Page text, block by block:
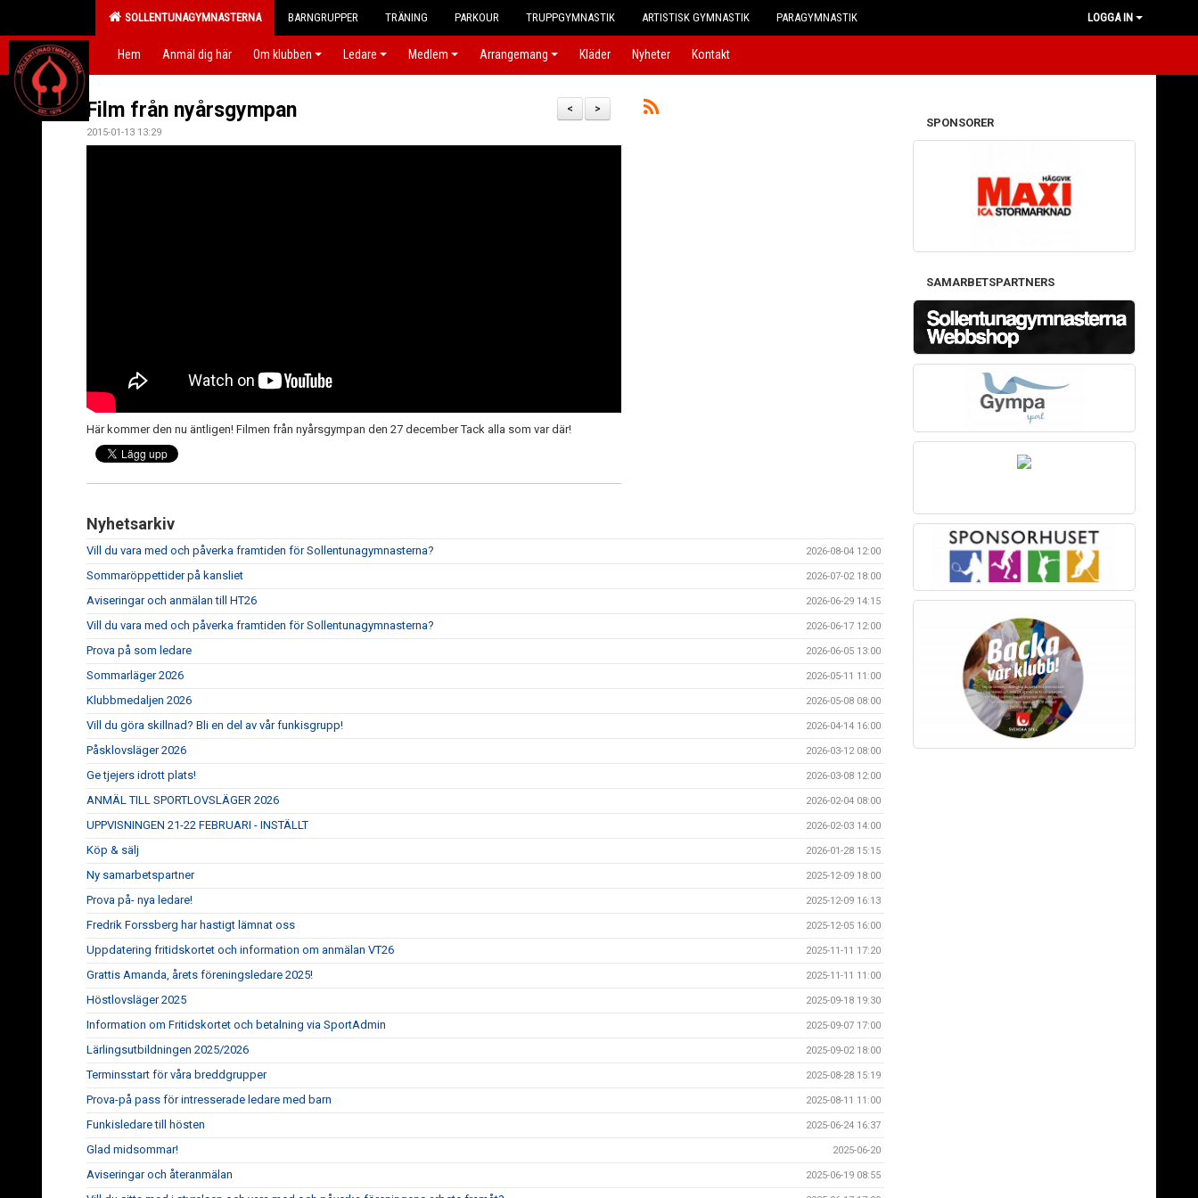
SOLLENTUNAGYMNASTERNA BARNGRUPPER TRÄNING PARKOUR TRUPPGYMNASTIK ARTISTISK GYMNASTIK PARAGYMNASTIK LOGGA IN
Hem Anmäl dig här Om klubben Ledare Medlem Arrangemang Kläder Nyheter Kontakt
>
<
Film från nyårsgympan
2015-01-13 13:29
Här kommer den nu äntligen! Filmen från nyårsgympan den 27 decemberTack alla som var där!
Nyhetsarkiv
Vill du vara med och påverka framtiden för Sollentunagymnasterna? 2026-08-04 12:00
Sommaröppettider på kansliet 2026-07-02 18:00
Aviseringar och anmälan till HT26 2026-06-29 14:15
Vill du vara med och påverka framtiden för Sollentunagymnasterna? 2026-06-17 12:00
Prova på som ledare 2026-06-05 13:00
Sommarläger 2026 2026-05-11 11:00
Klubbmedaljen 2026 2026-05-08 08:00
Vill du göra skillnad? Bli en del av vår funkisgrupp! 2026-04-14 16:00
Påsklovsläger 2026 2026-03-12 08:00
Ge tjejers idrott plats! 2026-03-08 12:00
ANMÄL TILL SPORTLOVSLÄGER 2026 2026-02-04 08:00
UPPVISNINGEN 21-22 FEBRUARI - INSTÄLLT 2026-02-03 14:00
Köp & sälj 2026-01-28 15:15
Ny samarbetspartner 2025-12-09 18:00
Prova på- nya ledare! 2025-12-09 16:13
Fredrik Forssberg har hastigt lämnat oss 2025-12-05 16:00
Uppdatering fritidskortet och information om anmälan VT26 2025-11-11 17:20
Grattis Amanda, årets föreningsledare 2025! 2025-11-11 11:00
Höstlovsläger 2025 2025-09-18 19:30
Information om Fritidskortet och betalning via SportAdmin 2025-09-07 17:00
Lärlingsutbildningen 2025/2026 2025-09-02 18:00
Terminsstart för våra breddgrupper 2025-08-28 15:19
Prova-på pass för intresserade ledare med barn 2025-08-11 11:00
Funkisledare till hösten 2025-06-24 16:37
Glad midsommar! 2025-06-20
Aviseringar och återanmälan 2025-06-19 08:55
SPONSORER
SAMARBETSPARTNERS